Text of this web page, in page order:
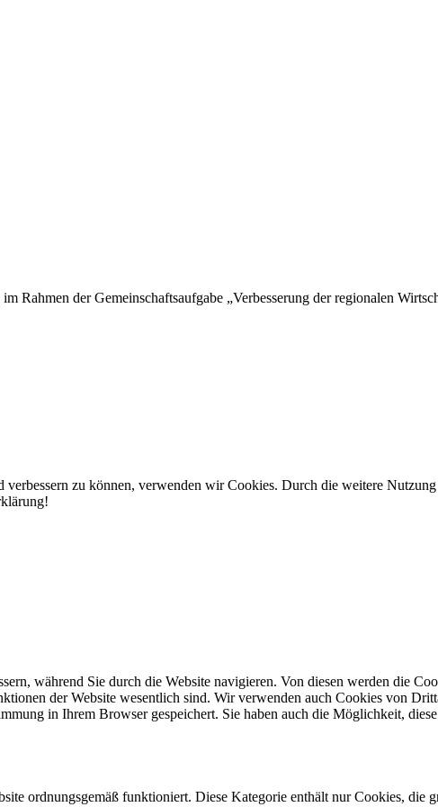
Rahmen der Gemeinschaftsaufgabe „Verbesserung der regionalen
zu können, verwenden wir Cookies. Durch die weitere
während Sie durch die Website navigieren. Von diesen werden die
der Website wesentlich sind. Wir verwenden auch Cookies von
in Ihrem Browser gespeichert. Sie haben auch die Möglichkeit,
ordnungsgemäß funktioniert. Diese Kategorie enthält nur Cookies, die